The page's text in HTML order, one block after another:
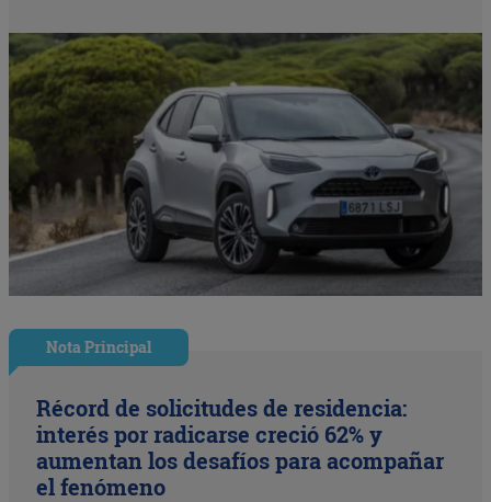
Nota Principal
Récord de solicitudes de residencia:
interés por radicarse creció 62% y
aumentan los desafíos para acompañar
el fenómeno